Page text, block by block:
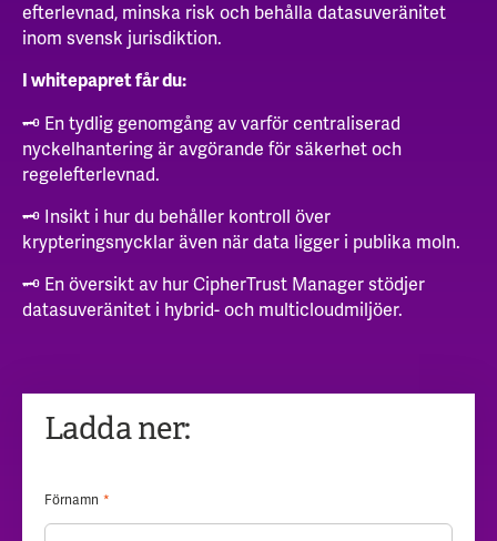
efterlevnad, minska risk och behålla datasuveränitet
inom svensk jurisdiktion.
I whitepapret får du:
🗝️ En tydlig genomgång av varför centraliserad
nyckelhantering är avgörande för säkerhet och
regelefterlevnad.
🗝️ Insikt i hur du behåller kontroll över
krypteringsnycklar även när data ligger i publika moln.
🗝️ En översikt av hur CipherTrust Manager stödjer
datasuveränitet i hybrid- och multicloudmiljöer.
Ladda ner:
Förnamn *